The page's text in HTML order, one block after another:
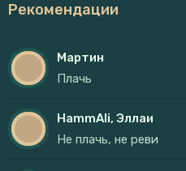
Рекомендации
Мартин
Плачь
HammAli, Эллаи
Не плачь, не реви